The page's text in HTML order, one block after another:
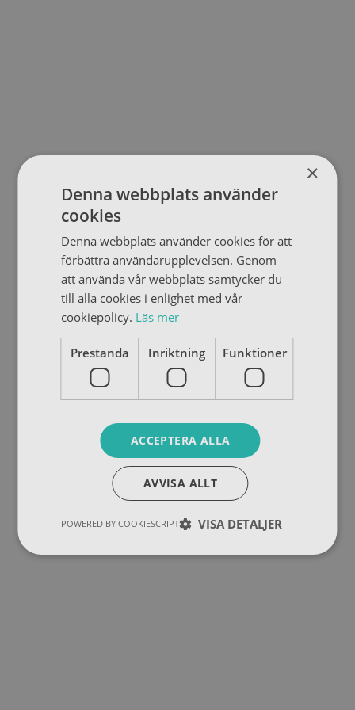
×
Denna webbplats använder
cookies
Denna webbplats använder cookies för att
förbättra användarupplevelsen. Genom
att använda vår webbplats samtycker du
till alla cookies i enlighet med vår
cookiepolicy. Läs mer
Prestanda Inriktning Funktioner
ACCEPTERA ALLA
AVVISA ALLT
VISA DETALJER
POWERED BY COOKIESCRIPT